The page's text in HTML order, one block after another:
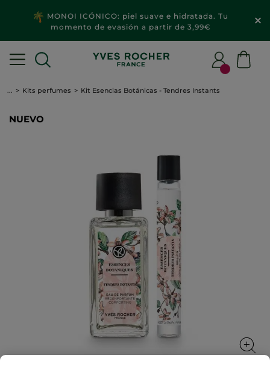
MONOI ICÓNICO: piel suave e hidratada. Tu
momento de evasión a partir de 3,99€
... Kits perfumes Kit Esencias Botánicas - Tendres Instants
NUEVO